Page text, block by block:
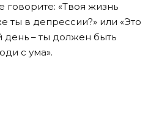
говорите: «Твоя жизнь
ты в депрессии?» или «Это
день – ты должен быть
с ума».